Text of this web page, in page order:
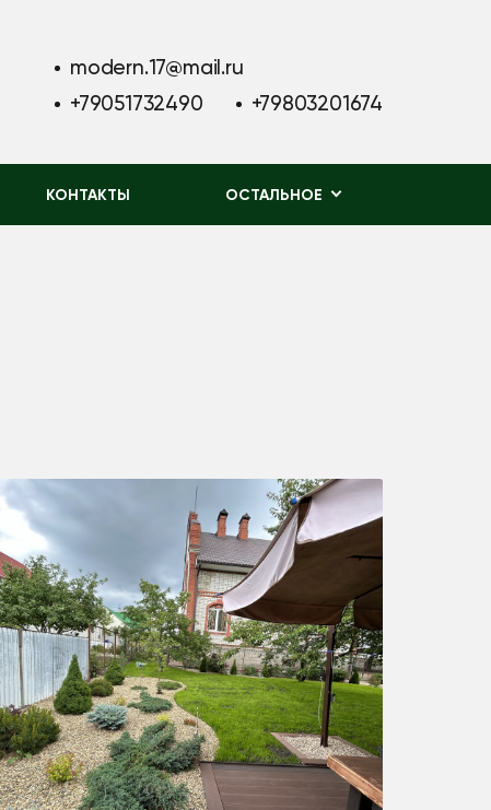
modern.17@mail.ru
+79051732490
+79803201674
КОНТАКТЫ ОСТАЛЬНОЕ